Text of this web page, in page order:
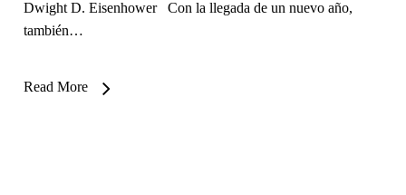
Dwight D. Eisenhower Con la llegada de un nuevo año,
también…
Read More